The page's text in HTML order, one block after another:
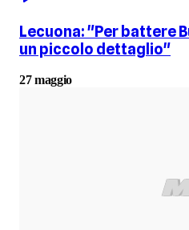
Lecuona: "Per battere
un piccolo dettaglio"
27 maggio